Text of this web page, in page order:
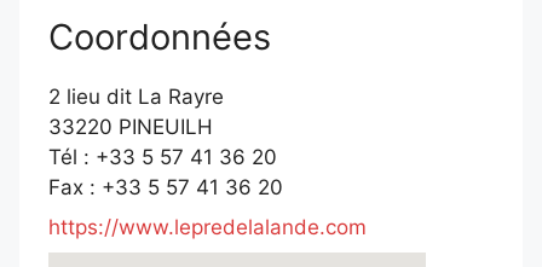
Coordonnées
2 lieu dit La Rayre
33220 PINEUILH
Tél : +33 5 57 41 36 20
Fax : +33 5 57 41 36 20
https://www.lepredelalande.com